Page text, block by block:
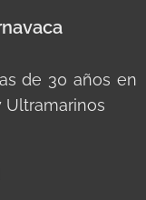
de 30 años en
Ultramarinos